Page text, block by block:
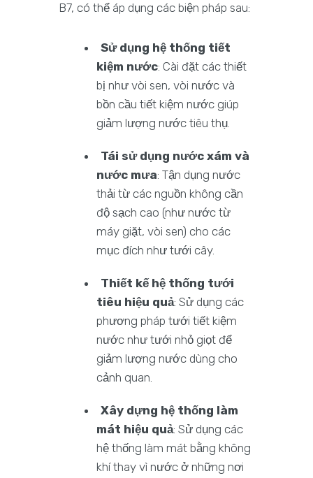
B7, có thể áp dụng các biện pháp sau:
Sử dụng hệ thống tiết
kiệm nước: Cài đặt các thiết
bị như vòi sen, vòi nước và
bồn cầu tiết kiệm nước giúp
giảm lượng nước tiêu thụ.
Tái sử dụng nước xám và
nước mưa: Tận dụng nước
thải từ các nguồn không cần
độ sạch cao (như nước từ
máy giặt, vòi sen) cho các
mục đích như tưới cây.
Thiết kế hệ thống tưới
tiêu hiệu quả: Sử dụng các
phương pháp tưới tiết kiệm
nước như tưới nhỏ giọt để
giảm lượng nước dùng cho
cảnh quan.
Xây dựng hệ thống làm
mát hiệu quả: Sử dụng các
hệ thống làm mát bằng không
khí thay vì nước ở những nơi